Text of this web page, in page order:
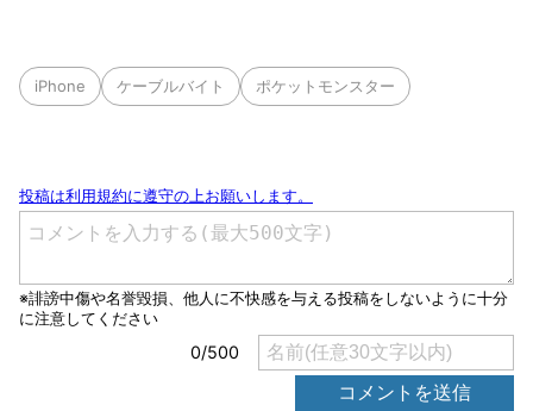
iPhone ケーブルバイト ポケットモンスター